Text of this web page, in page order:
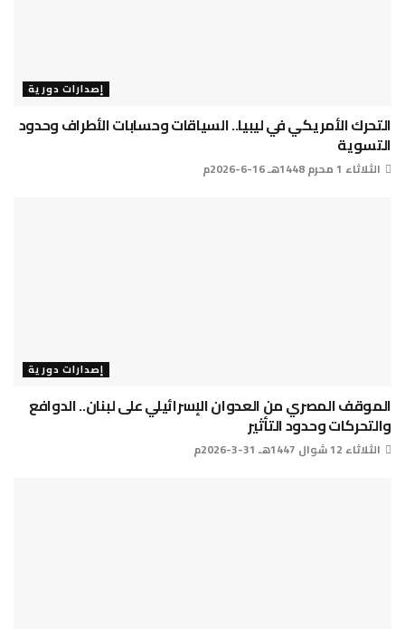
إصدارات دورية
التحرك الأمريكي في ليبيا.. السياقات وحسابات الأطراف وحدود
التسوية
الثلاثاء 1 محرم 1448هـ 16-6-2026م
إصدارات دورية
الموقف المصري من العدوان الإسرائيلي على لبنان.. الدوافع
والتحركات وحدود التأثير
الثلاثاء 12 شوال 1447هـ 31-3-2026م